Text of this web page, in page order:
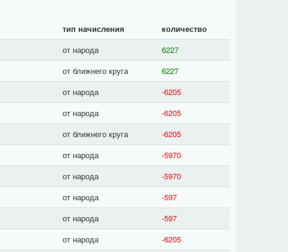
тип начисления
количество
от народа
6227
от ближнего круга
6227
от народа
-6205
от народа
-6205
от ближнего круга
-6205
от народа
-5970
от народа
-5970
от народа
-597
от народа
-597
от народа
-6205